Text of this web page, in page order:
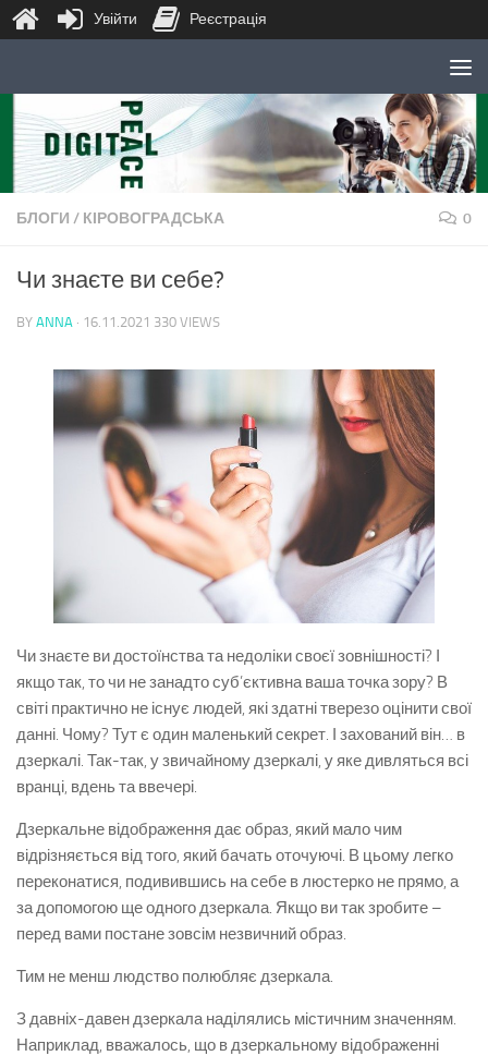
Skip to content
БЛОГИ / КІРОВОГРАДСЬКА 0
Чи знаєте ви себе?
BY ANNA · 16.11.2021 330 VIEWS
Чи знаєте ви достоїнства та недоліки своєї зовнішності? І
якщо так, то чи не занадто суб’єктивна ваша точка зору? В
світі практично не існує людей, які здатні тверезо оцінити свої
данні. Чому? Тут є один маленький секрет. І захований він… в
дзеркалі. Так-так, у звичайному дзеркалі, у яке дивляться всі
вранці, вдень та ввечері.
Дзеркальне відображення дає образ, який мало чим
відрізняється від того, який бачать оточуючі. В цьому легко
переконатися, подивившись на себе в люстерко не прямо, а
за допомогою ще одного дзеркала. Якщо ви так зробите –
перед вами постане зовсім незвичний образ.
Тим не менш людство полюбляє дзеркала.
З давніх-давен дзеркала наділялись містичним значенням.
Наприклад, вважалось, що в дзеркальному відображенні
Увійти Реєстрація